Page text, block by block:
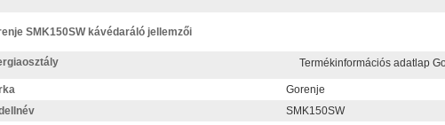
SMK150SW kávédaráló jellemzői
Termékinformációs adatlap
Gorenje
SMK150SW